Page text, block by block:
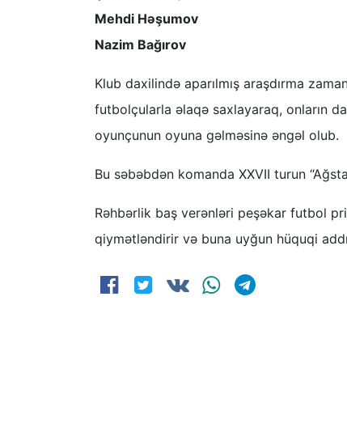
Mehdi Həşumov
Nazim Bağırov
Klub daxilində aparılmış araşdırma
futbolçularla əlaqə saxlayaraq, onların
oyunçunun oyuna gəlməsinə əngəl olub.
Bu səbəbdən komanda XXVII turun
Rəhbərlik baş verənləri peşəkar futbol
qiymətləndirir və buna uyğun hüquqi